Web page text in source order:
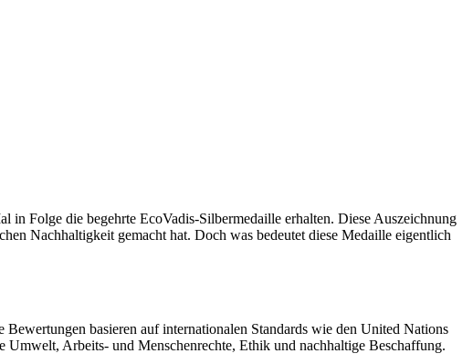
Folge die begehrte EcoVadis-Silbermedaille erhalten. Diese Auszeichnung
Nachhaltigkeit gemacht hat. Doch was bedeutet diese Medaille eigentlich
basieren auf internationalen Standards wie den United Nations
Arbeits- und Menschenrechte, Ethik und nachhaltige Beschaffung.